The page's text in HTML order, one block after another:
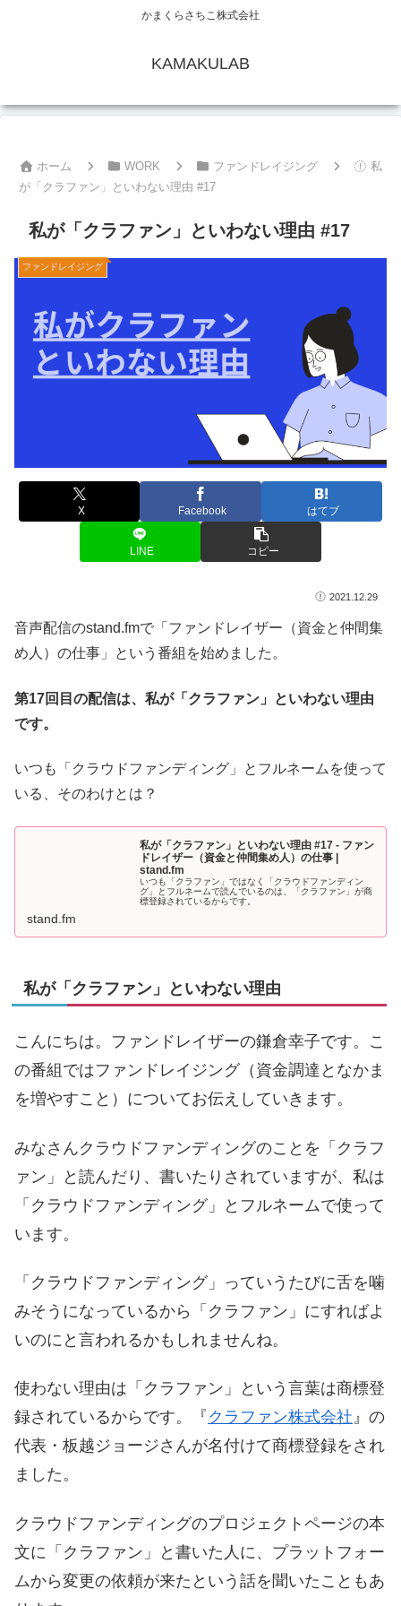
かまくらさちこ株式会社
KAMAKULAB
ホーム WORK ファンドレイジング
私
が「クラファン」といわない理由 #17
私が「クラファン」といわない理由 #17
ファンドレイジング
X Facebook はてブ
LINE コピー
2021.12.29
音声配信のstand.fmで「ファンドレイザー（資金と仲間集
め人）の仕事」という番組を始めました。
第17回目の配信は、私が「クラファン」といわない理由
です。
いつも「クラウドファンディング」とフルネームを使って
いる、そのわけとは？
私が「クラファン」といわない理由 #17 - ファン
ドレイザー（資金と仲間集め人）の仕事 |
stand.fm
いつも「クラファン」ではなく「クラウドファンディン
グ」とフルネームで読んでいるのは、「クラファン」が商
標登録されているからです。
stand.fm
私が「クラファン」といわない理由
こんにちは。ファンドレイザーの鎌倉幸子です。こ
の番組ではファンドレイジング（資金調達となかま
を増やすこと）についてお伝えしていきます。
みなさんクラウドファンディングのことを「クラフ
ァン」と読んだり、書いたりされていますが、私は
「クラウドファンディング」とフルネームで使って
います。
「クラウドファンディング」っていうたびに舌を噛
みそうになっているから「クラファン」にすればよ
いのにと言われるかもしれませんね。
使わない理由は「クラファン」という言葉は商標登
録されているからです。『 クラファン株式会社』の
代表・板越ジョージさんが名付けて商標登録をされ
ました。
クラウドファンディングのプロジェクトページの本
文に「クラファン」と書いた人に、プラットフォー
ムから変更の依頼が来たという話を聞いたこともあ